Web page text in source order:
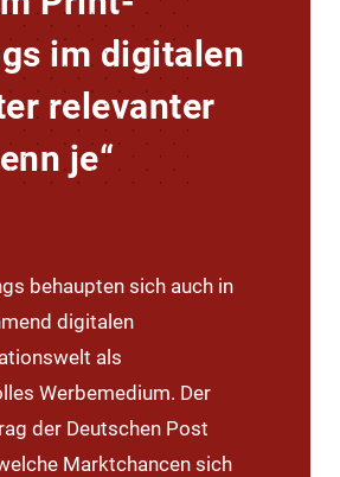
im digitalen
relevanter
je“
behaupten sich auch in
digitalen
als
Werbemedium. Der
der Deutschen Post
Marktchancen sich